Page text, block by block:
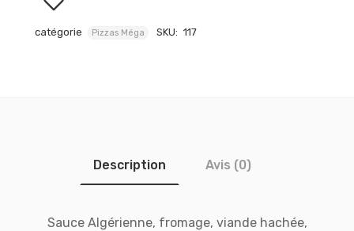
catégorie Pizzas Méga SKU: 117
Description Avis (0)
Sauce Algérienne, fromage, viande hachée,